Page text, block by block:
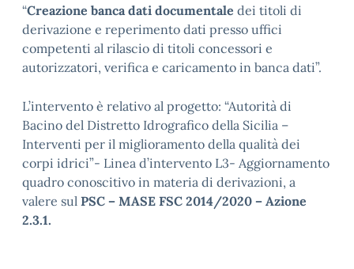
“Creazione banca dati documentale dei titoli di
derivazione e reperimento dati presso uffici
competenti al rilascio di titoli concessori e
autorizzatori, verifica e caricamento in banca dati”.
L’intervento è relativo al progetto: “Autorità di
Bacino del Distretto Idrografico della Sicilia –
Interventi per il miglioramento della qualità dei
corpi idrici”- Linea d’intervento L3- Aggiornamento
quadro conoscitivo in materia di derivazioni, a
valere sul PSC – MASE FSC 2014/2020 – Azione
2.3.1.